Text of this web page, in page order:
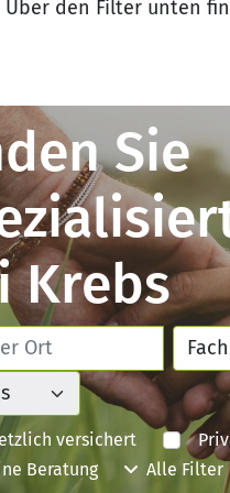
den Filter unten
Sie
Krebs
versichert
Beratung
Alle Filter